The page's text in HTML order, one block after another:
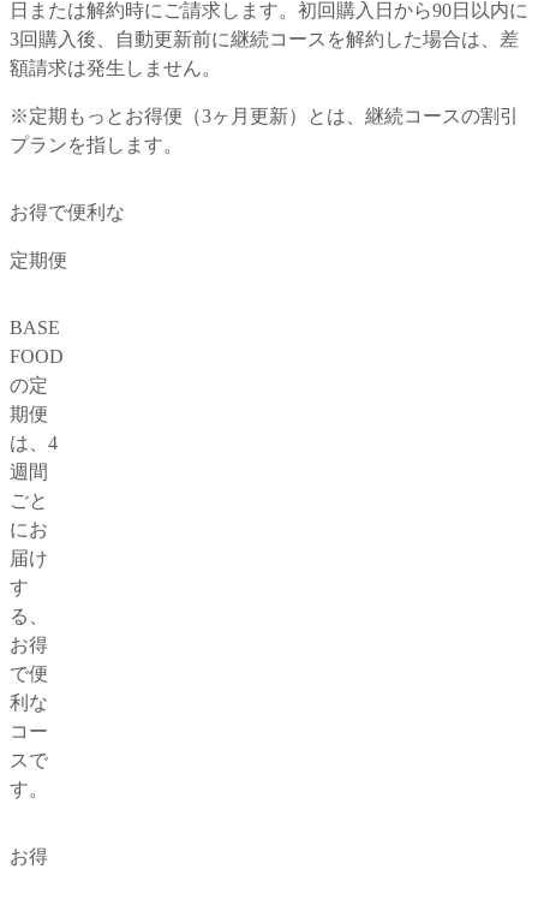
日または解約時にご請求します。初回購入日から90日以内に
3回購入後、自動更新前に継続コースを解約した場合は、差
額請求は発生しません。
※定期もっとお得便 （3ヶ月更新）とは、継続コースの割引
プランを指します。
お得で便利な
定期便
BASE
FOOD
の定
期便
は、4
週間
ごと
にお
届け
す
る、
お得
で便
利な
コー
スで
す。
お得